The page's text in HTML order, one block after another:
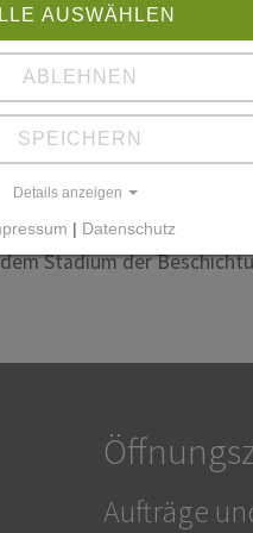
aus mehreren
Stadium der
Aufträge
AUSWÄHLEN
ABLEHNEN
SPEICHERN
Details anzeigen
| Datenschutz